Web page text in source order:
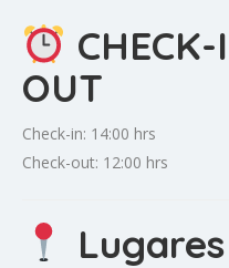
OUT
Check-in: 14:00 hrs
Check-out: 12:00 hrs